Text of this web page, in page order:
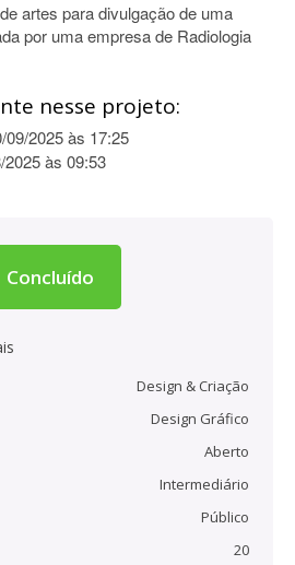
artes para divulgação de uma
por uma empresa de Radiologia
nesse projeto:
09/2025 às 17:25
2025 às 09:53
Concluído
Design & Criação
Design Gráfico
Aberto
Intermediário
Público
20